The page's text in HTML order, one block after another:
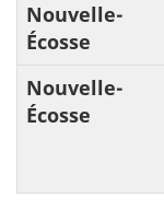
Nouvelle-
Écosse
Nouvelle-
Écosse